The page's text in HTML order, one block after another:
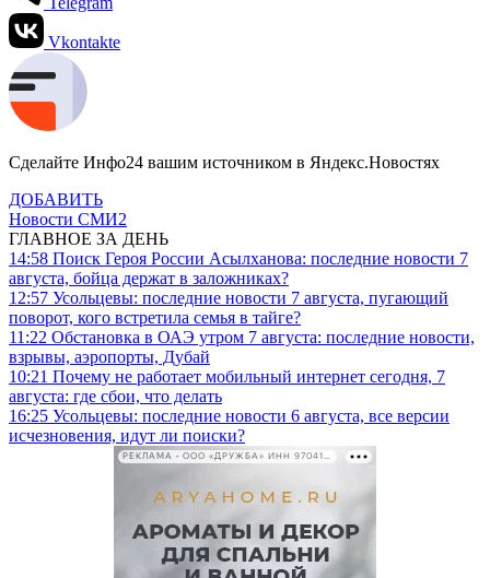
Vkontakte
Сделайте Инфо24 вашим источником в Яндекс.Новостях
ДОБАВИТЬ
Новости СМИ2
ГЛАВНОЕ ЗА ДЕНЬ
14:58 Поиск Героя России Асылханова: последние новости 7
августа, бойца держат в заложниках?
12:57 Усольцевы: последние новости 7 августа, пугающий
поворот, кого встретила семья в тайге?
11:22 Обстановка в ОАЭ утром 7 августа: последние новости,
взрывы, аэропорты, Дубай
10:21 Почему не работает мобильный интернет сегодня, 7
августа: где сбои, что делать
16:25 Усольцевы: последние новости 6 августа, все версии
исчезновения, идут ли поиски?
РЕКЛАМА • ООО «ДРУЖБА» ИНН 9704146411